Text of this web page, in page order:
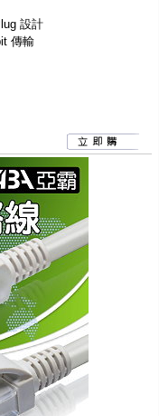
設計
傳輸